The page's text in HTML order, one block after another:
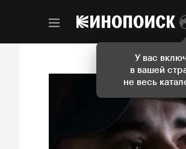
У вас
в вашей
не весь